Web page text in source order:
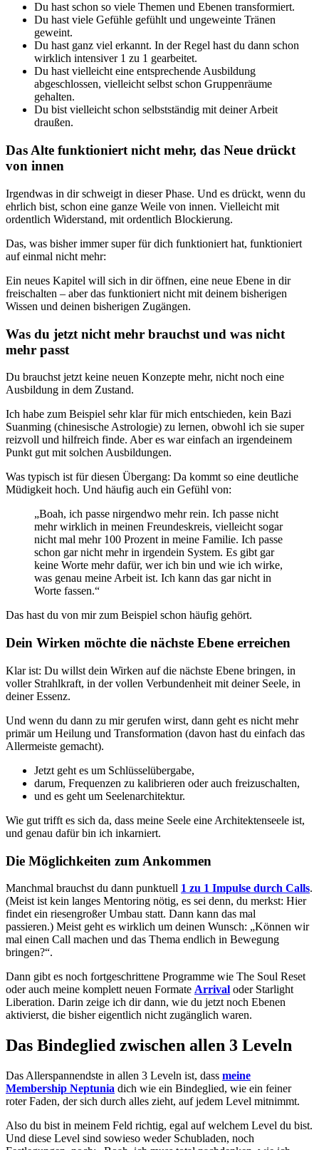
Du hast schon so viele Themen und Ebenen transformiert.
Du hast viele Gefühle gefühlt und ungeweinte Tränen
geweint.
Du hast ganz viel erkannt. In der Regel hast du dann schon
wirklich intensiver 1 zu 1 gearbeitet.
Du hast vielleicht eine entsprechende Ausbildung
abgeschlossen, vielleicht selbst schon Gruppenräume
gehalten.
Du bist vielleicht schon selbstständig mit deiner Arbeit
draußen.
Das Alte funktioniert nicht mehr, das Neue drückt
von innen
Irgendwas in dir schweigt in dieser Phase. Und es drückt, wenn du
ehrlich bist, schon eine ganze Weile von innen. Vielleicht mit
ordentlich Widerstand, mit ordentlich Blockierung.
Das, was bisher immer super für dich funktioniert hat, funktioniert
auf einmal nicht mehr:
Ein neues Kapitel will sich in dir öffnen, eine neue Ebene in dir
freischalten – aber das funktioniert nicht mit deinem bisherigen
Wissen und deinen bisherigen Zugängen.
Was du jetzt nicht mehr brauchst und was nicht
mehr passt
Du brauchst jetzt keine neuen Konzepte mehr, nicht noch eine
Ausbildung in dem Zustand.
Ich habe zum Beispiel sehr klar für mich entschieden, kein Bazi
Suanming (chinesische Astrologie) zu lernen, obwohl ich sie super
reizvoll und hilfreich finde. Aber es war einfach an irgendeinem
Punkt gut mit solchen Ausbildungen.
Was typisch ist für diesen Übergang: Da kommt so eine deutliche
Müdigkeit hoch. Und häufig auch ein Gefühl von:
„Boah, ich passe nirgendwo mehr rein. Ich passe nicht
mehr wirklich in meinen Freundeskreis, vielleicht sogar
nicht mal mehr 100 Prozent in meine Familie. Ich passe
schon gar nicht mehr in irgendein System. Es gibt gar
keine Worte mehr dafür, wer ich bin und wie ich wirke,
was genau meine Arbeit ist. Ich kann das gar nicht in
Worte fassen.“
Das hast du von mir zum Beispiel schon häufig gehört.
Dein Wirken möchte die nächste Ebene erreichen
Klar ist: Du willst dein Wirken auf die nächste Ebene bringen, in
voller Strahlkraft, in der vollen Verbundenheit mit deiner Seele, in
deiner Essenz.
Und wenn du dann zu mir gerufen wirst, dann geht es nicht mehr
primär um Heilung und Transformation (davon hast du einfach das
Allermeiste gemacht).
Jetzt geht es um Schlüsselübergabe,
darum, Frequenzen zu kalibrieren oder auch freizuschalten,
und es geht um Seelenarchitektur.
Wie gut trifft es sich da, dass meine Seele eine Architektenseele ist,
und genau dafür bin ich inkarniert.
Die Möglichkeiten zum Ankommen
Manchmal brauchst du dann punktuell 1 zu 1 Impulse durch Calls.
(Meist ist kein langes Mentoring nötig, es sei denn, du merkst: Hier
findet ein riesengroßer Umbau statt. Dann kann das mal
passieren.) Meist geht es wirklich um deinen Wunsch: „Können wir
mal einen Call machen und das Thema endlich in Bewegung
bringen?“.
Dann gibt es noch fortgeschrittene Programme wie The Soul Reset
oder auch meine komplett neuen Formate Arrival oder Starlight
Liberation. Darin zeige ich dir dann, wie du jetzt noch Ebenen
aktivierst, die bisher eigentlich nicht zugänglich waren.
Das Bindeglied zwischen allen 3 Leveln
Das Allerspannendste in allen 3 Leveln ist, dass meine
Membership Neptunia dich wie ein Bindeglied, wie ein feiner
roter Faden, der sich durch alles zieht, auf jedem Level mitnimmt.
Also du bist in meinem Feld richtig, egal auf welchem Level du bist.
Und diese Level sind sowieso weder Schubladen, noch